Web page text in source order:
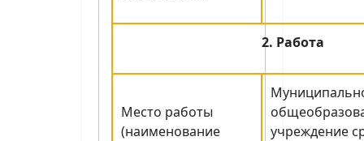
2. Работа
Место работы
(наименование
учреждение